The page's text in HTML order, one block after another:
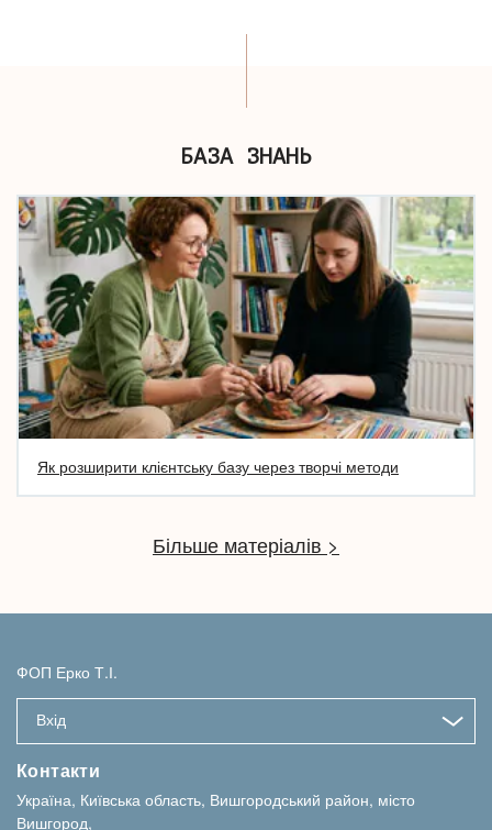
БАЗА ЗНАНЬ
Як розширити клієнтську базу через творчі методи
Більше матеріалів >
ФОП Ерко Т.І.
Вхід
Контакти
Україна, Київська область, Вишгородський район, місто
Вишгород,